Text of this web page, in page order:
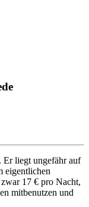
Er liegt ungefähr auf
eigentlichen
17 € pro Nacht,
mitbenutzen und